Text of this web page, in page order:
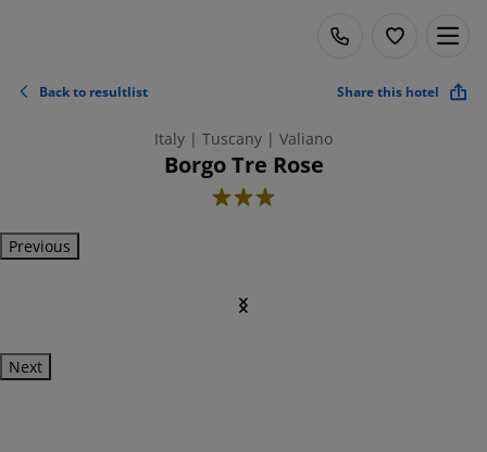
Back to resultlist Share this hotel
Italy | Tuscany | Valiano
Borgo Tre Rose
3
Previous
Next